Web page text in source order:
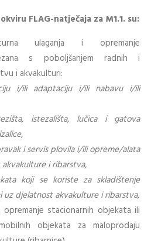
FLAG-natječaja za M1.1. su:
ulaganja i opremanje
s poboljšanjem radnih i
i akvakulturi:
i/ili adaptaciju i/ili nabavu i/ili
istezališta, lučica i gatova
i servis plovila i/ili opreme/alata
i ribarstva,
koji se koriste za skladištenje
uz djelatnost akvakulture i ribarstva,
stacionarnih objekata ili
objekata za maloprodaju